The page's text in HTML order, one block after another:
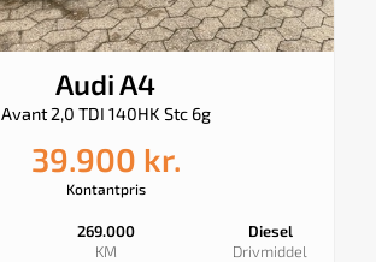
Audi A4
Avant 2,0 TDI 140HK Stc 6g
39.900 kr.
Kontantpris
269.000
KM
Diesel
Drivmiddel